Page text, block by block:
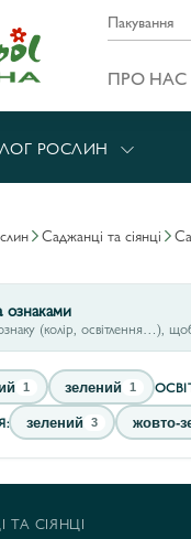
Пакування
ПРО НАС
РОСЛИН
саджанці та сіянці
ознаками
(колір, освітлення…),
1 зелений 1
зелений 3 жовто-
СІЯНЦІ